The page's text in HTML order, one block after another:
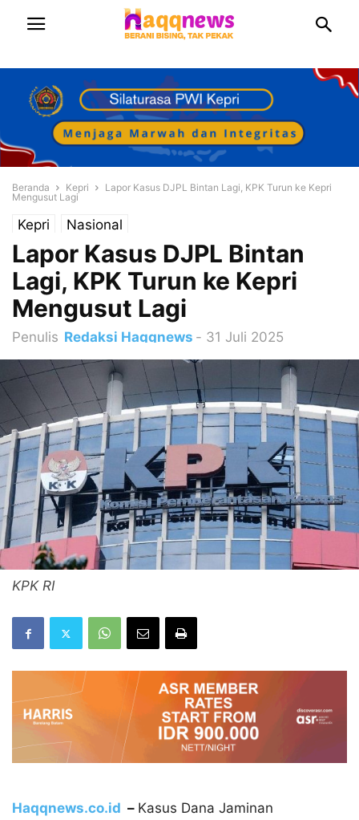
Beranda Kepri
Lapor Kasus DJPL Bintan Lagi, KPK Turun ke Kepri
Mengusut Lagi
Kepri Nasional
Lapor Kasus DJPL Bintan
Lagi, KPK Turun ke Kepri
Mengusut Lagi
Penulis Redaksi Haqqnews - 31 Juli 2025
KPK RI
Haqqnews.co.id – Kasus Dana Jaminan